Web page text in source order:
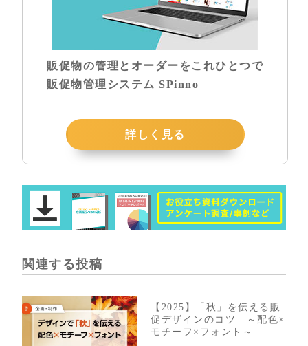
販促物の管理とオーダーをこれひとつで
販促物管理システム SPinno
詳しく見る
関連する投稿
【2025】「秋」を伝える販
促デザインのコツ ～配色×
モチーフ×フォント～